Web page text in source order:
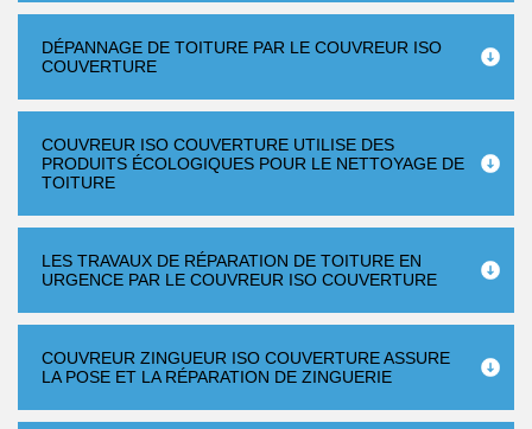
DÉPANNAGE DE TOITURE PAR LE COUVREUR ISO
COUVERTURE
COUVREUR ISO COUVERTURE UTILISE DES
PRODUITS ÉCOLOGIQUES POUR LE NETTOYAGE DE
TOITURE
LES TRAVAUX DE RÉPARATION DE TOITURE EN
URGENCE PAR LE COUVREUR ISO COUVERTURE
COUVREUR ZINGUEUR ISO COUVERTURE ASSURE
LA POSE ET LA RÉPARATION DE ZINGUERIE